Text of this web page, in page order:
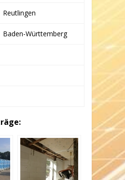
Reutlingen
Baden-Württemberg